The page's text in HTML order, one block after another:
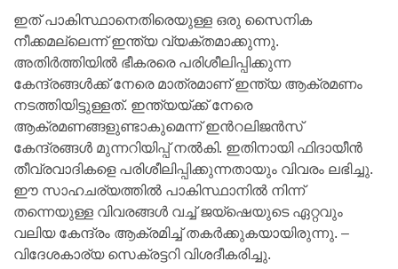
ഇത് പാകിസ്ഥാനെതിരെയുള്ള ഒരു സൈനിക
നീക്കമല്ലെന്ന് ഇന്ത്യ വ്യക്തമാക്കുന്നു.
അതിർത്തിയിൽ ഭീകരരെ പരിശീലിപ്പിക്കുന്ന
കേന്ദ്രങ്ങൾക്ക് നേരെ മാത്രമാണ് ഇന്ത്യ ആക്രമണം
നടത്തിയിട്ടുള്ളത്. ഇന്ത്യയ്ക്ക് നേരെ
ആക്രമണങ്ങളുണ്ടാകുമെന്ന് ഇന്‍റലിജൻസ്
കേന്ദ്രങ്ങൾ മുന്നറിയിപ്പ് നൽകി. ഇതിനായി ഫിദായീൻ
തീവ്രവാദികളെ പരിശീലിപ്പിക്കുന്നതായും വിവരം ലഭിച്ചു.
ഈ സാഹചര്യത്തിൽ പാകിസ്ഥാനിൽ നിന്ന്
തന്നെയുള്ള വിവരങ്ങൾ വച്ച് ജയ്ഷെയുടെ ഏറ്റവും
വലിയ കേന്ദ്രം ആക്രമിച്ച് തകർക്കുകയായിരുന്നു. –
വിദേശകാര്യ സെക്രട്ടറി വിശദീകരിച്ചു.